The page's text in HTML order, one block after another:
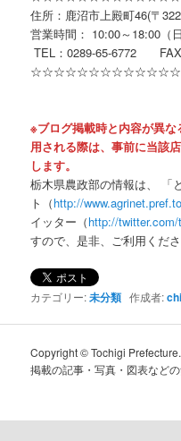
住所：鹿沼市上殿町46(〒
営業時間： 10:00～18:00（
TEL：0289-65-6772 FAX
※ブログ掲載時と内容が異
用される際は、事前に当該
します。
栃木県農政部の情報は、 「
ト（http://
イッター（http://
すので、是非、ご利用くださ
カテゴリー:未分類 作成者:
Copyright © Tochigi
掲載の記事・写真・図表など